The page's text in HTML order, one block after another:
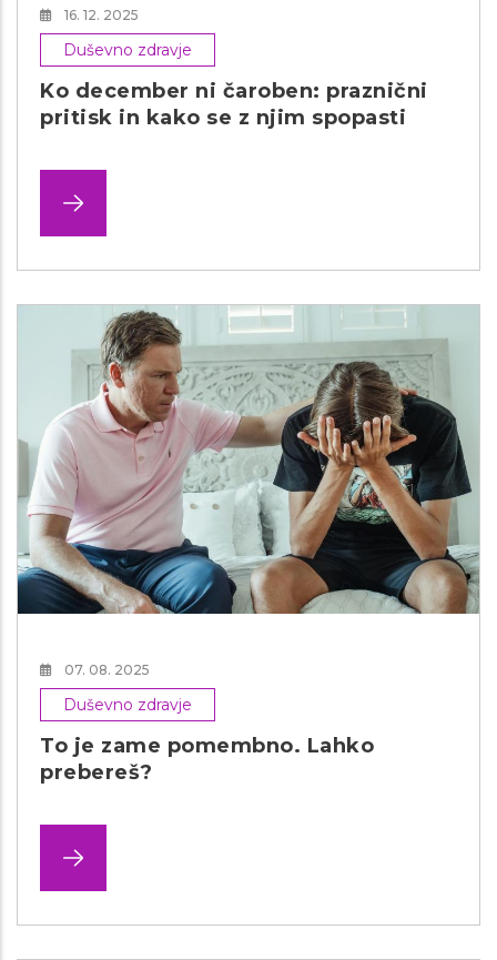
16. 12. 2025
Duševno zdravje
Ko december ni čaroben: praznični
pritisk in kako se z njim spopasti
07. 08. 2025
Duševno zdravje
To je zame pomembno. Lahko
prebereš?